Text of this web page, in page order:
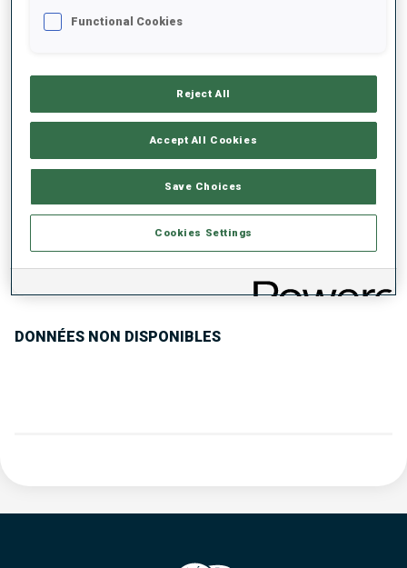
TIR COUCHÉ
Données non disponibles
Données non disponibles
TENDANCE DES PERFORMANCES
DONNÉES NON DISPONIBLES
Functional Cookies
Reject All
Accept All Cookies
Save Choices
Cookies Settings